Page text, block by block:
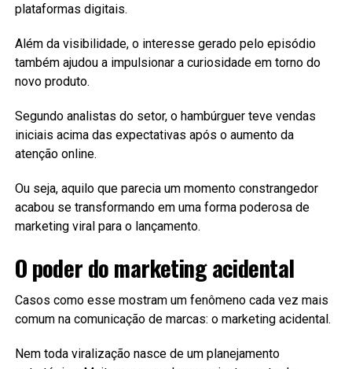
plataformas digitais.
Além da visibilidade, o interesse gerado pelo episódio
também ajudou a impulsionar a curiosidade em torno do
novo produto.
Segundo analistas do setor, o hambúrguer teve vendas
iniciais acima das expectativas após o aumento da
atenção online.
Ou seja, aquilo que parecia um momento constrangedor
acabou se transformando em uma forma poderosa de
marketing viral para o lançamento.
O poder do marketing acidental
Casos como esse mostram um fenômeno cada vez mais
comum na comunicação de marcas: o marketing acidental.
Nem toda viralização nasce de um planejamento